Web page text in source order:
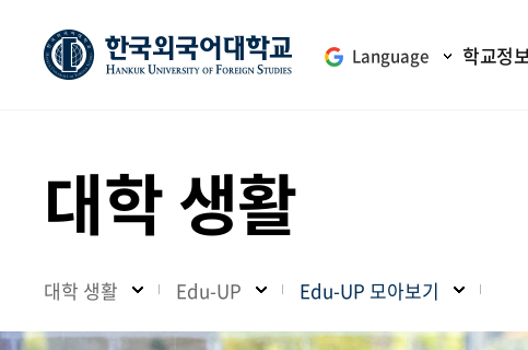
Language 학교정
대학 생활
대학 생활 Edu-UP Edu-UP 모아보기